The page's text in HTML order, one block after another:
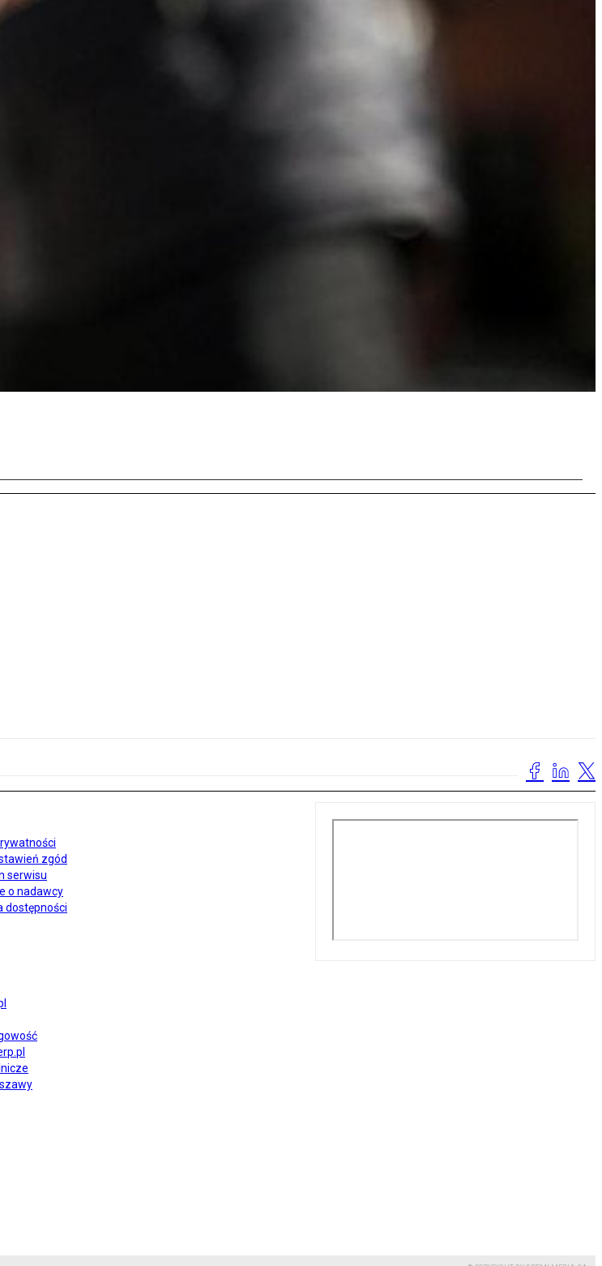
zgód
serwisu
o nadawcy
dostępności